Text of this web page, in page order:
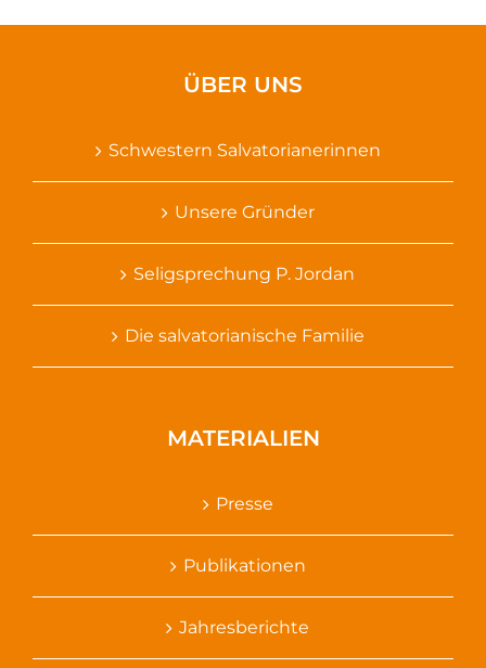
ÜBER UNS
Schwestern Salvatorianerinnen
Unsere Gründer
Seligsprechung P. Jordan
Die salvatorianische Familie
MATERIALIEN
Presse
Publikationen
Jahresberichte